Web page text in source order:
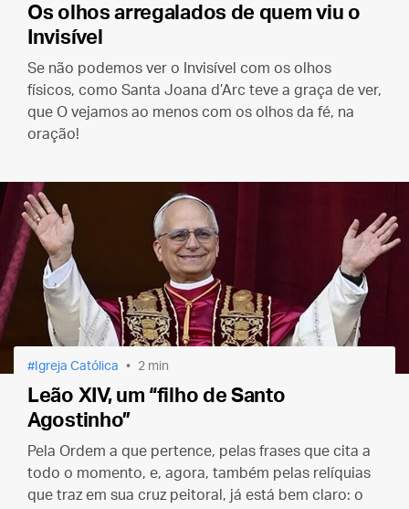
Os olhos arregalados de quem viu o
Invisível
Se não podemos ver o Invisível com os olhos
físicos, como Santa Joana d’Arc teve a graça de ver,
que O vejamos ao menos com os olhos da fé, na
oração!
Igreja Católica 2 min
Leão XIV, um “filho de Santo
Agostinho”
Pela Ordem a que pertence, pelas frases que cita a
todo o momento, e, agora, também pelas relíquias
que traz em sua cruz peitoral, já está bem claro: o